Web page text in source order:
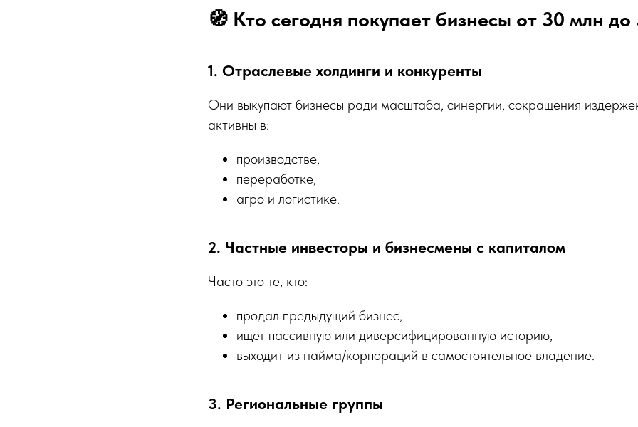
🧭 Кто сегодня покупает бизнесы от 30 млн
1. Отраслевые холдинги и конкуренты
Они выкупают бизнесы ради масштаба, синергии, сокращения
активны в:
производстве,
переработке,
агро и логистике.
2. Частные инвесторы и бизнесмены с капиталом
Часто это те, кто:
продал предыдущий бизнес,
ищет пассивную или диверсифицированную историю,
выходит из найма/корпораций в самостоятельное владение.
3. Региональные группы